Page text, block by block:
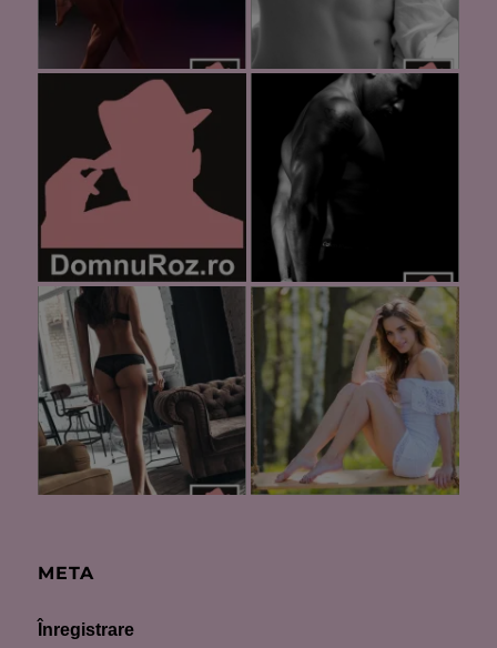
META
Înregistrare